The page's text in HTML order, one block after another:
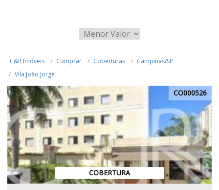
C&R Imóveis Comprar Coberturas
Campinas/SP
Vila João Jorge
CO000526
COBERTURA